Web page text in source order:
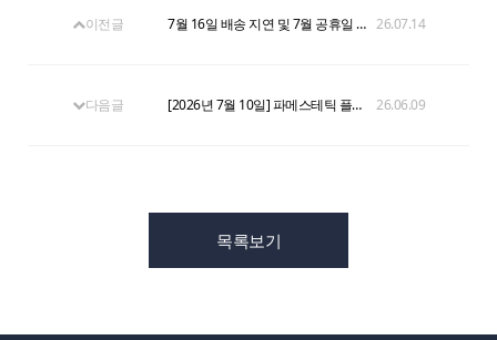
이전글 7월 16일 배송 지연 및 7월 공휴일 CS/배송 일정 안내 26.07.14
다음글 [2026년 7월 10일] 파메스테틱 플랫폼 파트너 이용약관 개정 사전 안내 26.06.09
목록보기